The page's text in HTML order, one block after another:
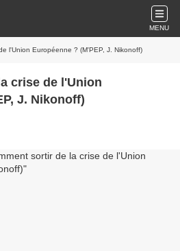
MENU
l'Union Européenne ? (M'PEP, J. Nikonoff)
crise de l'Union
J. Nikonoff)